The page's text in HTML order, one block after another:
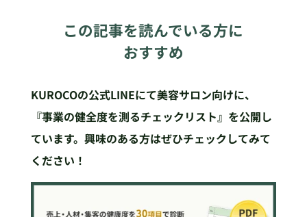
この記事を読んでいる方に
おすすめ
KUROCOの公式LINEにて美容サロン向けに、
『事業の健全度を測るチェックリスト』を公開し
ています。興味のある方はぜひチェックしてみて
ください！